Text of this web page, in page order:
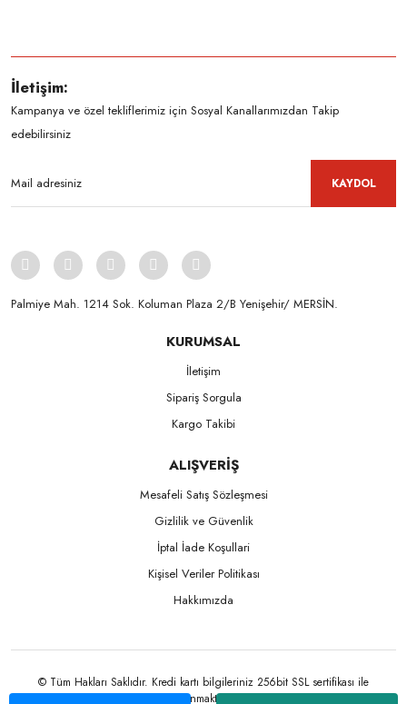
İletişim:
Kampanya ve özel tekliflerimiz için Sosyal Kanallarımızdan Takip
edebilirsiniz
KAYDOL
Palmiye Mah. 1214 Sok. Koluman Plaza 2/B Yenişehir/ MERSİN.ㅤㅤㅤㅤㅤㅤㅤㅤㅤㅤㅤㅤㅤㅤㅤㅤㅤㅤㅤㅤㅤㅤㅤㅤㅤㅤㅤㅤㅤㅤㅤㅤㅤㅤㅤ ㅤㅤㅤㅤㅤㅤㅤㅤㅤㅤ
KURUMSAL
İletişim
Sipariş Sorgula
Kargo Takibi
ALIŞVERİŞ
Mesafeli Satış Sözleşmesi
Gizlilik ve Güvenlik
İptal İade Koşullari
Kişisel Veriler Politikası
Hakkımızda
© Tüm Hakları Saklıdır. Kredi kartı bilgileriniz 256bit SSL sertifikası ile
korunmaktadır.